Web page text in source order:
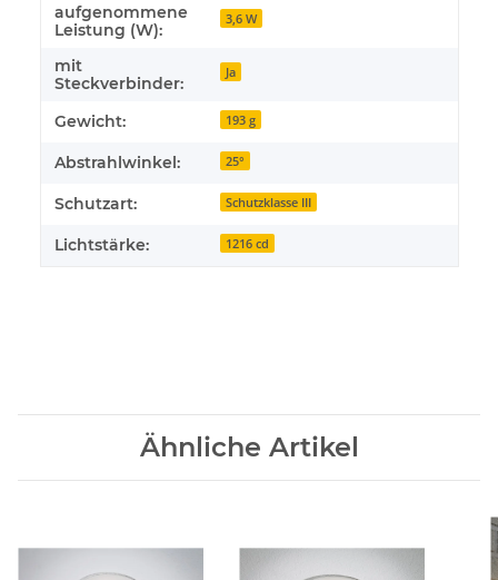
aufgenommene
Leistung (W):
3,6 W
mit
Steckverbinder:
Ja
Gewicht: 193 g
Abstrahlwinkel: 25°
Schutzart: Schutzklasse III
Lichtstärke: 1216 cd
Ähnliche Artikel